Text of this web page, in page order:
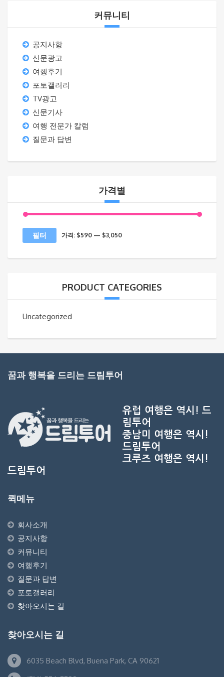
커뮤니티
공지사항
신문광고
여행후기
포토갤러리
TV광고
신문기사
여행 전문가 칼럼
질문과 답변
가격별
필터 가격: $590 — $3,050
PRODUCT CATEGORIES
Uncategorized
꿈과 행복을 드리는 드림투어
유럽 여행은 역시! 드
림투어
중남미 여행은 역시!
드림투어
크루즈 여행은 역시!
드림투어
퀵메뉴
회사소개
공지사항
커뮤니티
여행후기
질문과 답변
포토갤러리
찾아오시는 길
찾아오시는 길
6035 Beach Blvd, Buena Park, CA 90621